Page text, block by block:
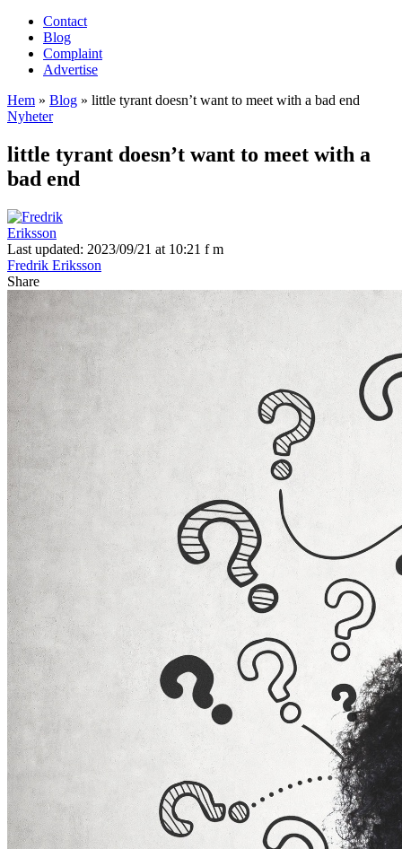
Contact
Blog
Complaint
Advertise
Hem » Blog » little tyrant doesn’t want to meet with a bad end
Nyheter
little tyrant doesn’t want to meet with a
bad end
Last updated: 2023/09/21 at 10:21 f m
Fredrik Eriksson
Share